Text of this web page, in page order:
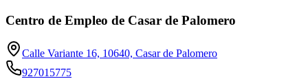
Centro de Empleo de Casar de Palomero
Calle Variante 16, 10640, Casar de Palomero
927015775